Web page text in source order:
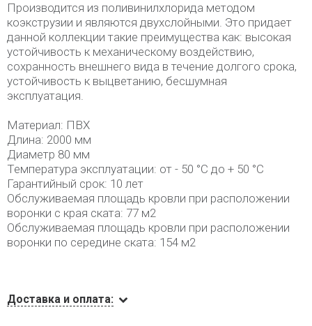
Производится из поливинилхлорида методом
коэкструзии и являются двухслойными. Это придает
данной коллекции такие преимущества как: высокая
устойчивость к механическому воздействию,
сохранность внешнего вида в течение долгого срока,
устойчивость к выцветанию, бесшумная
эксплуатация.
Материал: ПВХ
Длина: 2000 мм
Диаметр 80 мм
Температура эксплуатации: от - 50 °C до + 50 °C
Гарантийный срок: 10 лет
Обслуживаемая площадь кровли при расположении
воронки с края ската: 77 м2
Обслуживаемая площадь кровли при расположении
воронки по середине ската: 154 м2
Доставка и оплата: